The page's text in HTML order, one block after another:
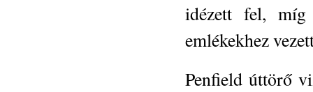
idézett fel, míg
emlékekhez
Penfield úttörő